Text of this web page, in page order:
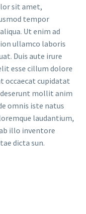
sit amet,
tempor
Ut enim ad
ullamco laboris
Duis aute irure
esse cillum dolore
occaecat cupidatat
mollit anim
omnis iste natus
laudantium,
illo inventore
dicta sun.